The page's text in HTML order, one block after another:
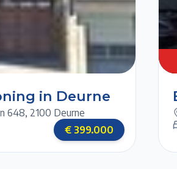
3/6 4/6
in Deurne
648, 2100 Deurne
€ 399.000